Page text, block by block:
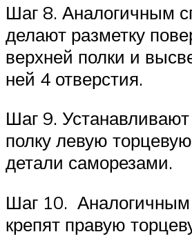
Шаг 8. Аналогичным
делают разметку
верхней полки и
ней 4 отверстия.
Шаг 9.
полку левую
детали саморезами.
Шаг 10. Аналогичным
крепят правую